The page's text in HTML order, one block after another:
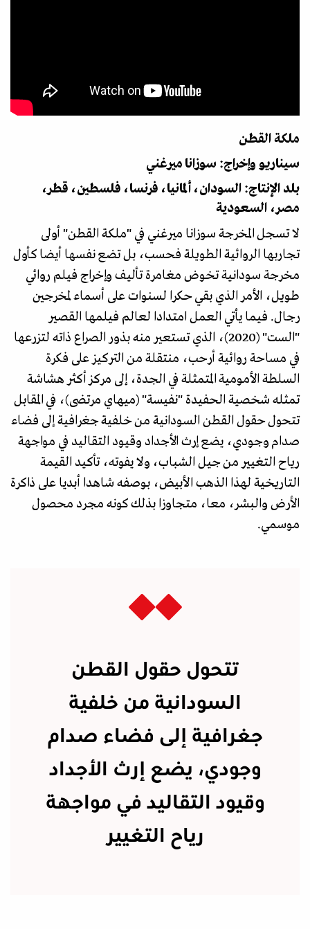
ملكة القطن
سيناريو وإخراج: سوزانا ميرغني
بلد الإنتاج: السودان، ألمانيا، فرنسا، فلسطين، قطر،
مصر، السعودية
لا تسجل المخرجة سوزانا ميرغني في "ملكة القطن" أولى
تجاربها الروائية الطويلة فحسب، بل تضع نفسها أيضا كأول
مخرجة سودانية تخوض مغامرة تأليف وإخراج فيلم روائي
طويل، الأمر الذي بقي حكرا لسنوات على أسماء لمخرجين
رجال. فيما يأتي العمل امتدادا لعالم فيلمها القصير
"الست" (2020)، الذي تستعير منه بذور الصراع ذاته لتزرعها
في مساحة روائية أرحب، منتقلة من التركيز على فكرة
السلطة الأمومية المتمثلة في الجدة، إلى مركز أكثر هشاشة
تمثله شخصية الحفيدة "نفيسة" (ميهاي مرتضى)، في المقابل
تتحول حقول القطن السودانية من خلفية جغرافية إلى فضاء
صدام وجودي، يضع إرث الأجداد وقيود التقاليد في مواجهة
رياح التغيير من جيل الشباب، ولا يفوته، تأكيد القيمة
التاريخية لهذا الذهب الأبيض، بوصفه شاهدا أبديا على ذاكرة
الأرض والبشر، معا، متجاوزا بذلك كونه مجرد محصول
موسمي.
تتحول حقول القطن
السودانية من خلفية
جغرافية إلى فضاء صدام
وجودي، يضع إرث الأجداد
وقيود التقاليد في مواجهة
رياح التغيير